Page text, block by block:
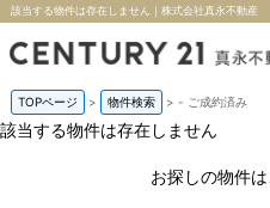
該当する物件は存在しません｜株式会社真永不動産
TOPページ > 物件検索 > - ご成約済み
該当する物件は存在しません
お探しの物件は